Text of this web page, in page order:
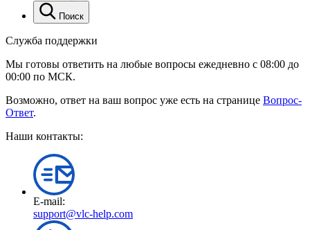
Поиск
Служба поддержки
Мы готовы ответить на любые вопросы ежедневно с 08:00 до
00:00 по МСК.
Возможно, ответ на ваш вопрос уже есть на странице Вопрос-
Ответ.
Наши контакты:
E-mail:
support@vlc-help.com